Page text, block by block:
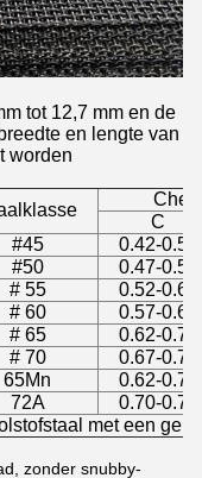
tot 12,7 mm en de
en lengte van
worden
C
#45
0.42-0.50
#50
0.47-0.55
# 55
0.52-0.60
# 60
0.57-0.65
# 65
0.62-0.70
# 70
0.67-0.75
65Mn
0.62-0.70
72A
0.70-0.75
met een
zonder snubby-